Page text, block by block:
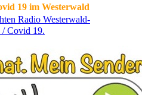
19 im Westerwald
Radio Westerwald-
/ Covid 19.